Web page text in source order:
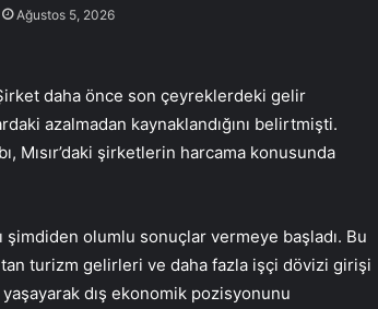
Ağustos 5, 2026
daha önce son çeyreklerdeki gelir
azalmadan kaynaklandığını belirtmişti.
Mısır’daki şirketlerin harcama konusunda
şimdiden olumlu sonuçlar vermeye başladı. Bu
turizm gelirleri ve daha fazla işçi dövizi girişi
dış ekonomik pozisyonunu